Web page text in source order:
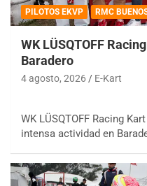
PILOTOS EKVP RMC
WK LÜSQTOFF
Baradero
4 agosto, 2026 E-Kart
WK LÜSQTOFF Racing
intensa actividad en